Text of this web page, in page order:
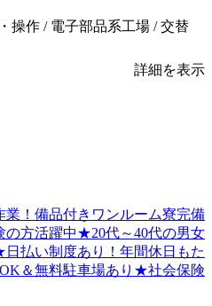
操作 / 電子部品系工場 / 交替
詳細を表示